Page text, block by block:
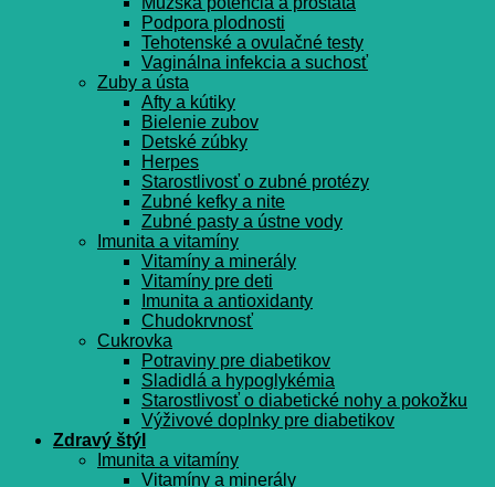
Podpora plodnosti
Tehotenské a ovulačné testy
Vaginálna infekcia a suchosť
Zuby a ústa
Afty a kútiky
Bielenie zubov
Detské zúbky
Herpes
Starostlivosť o zubné protézy
Zubné kefky a nite
Zubné pasty a ústne vody
Imunita a vitamíny
Vitamíny a minerály
Vitamíny pre deti
Imunita a antioxidanty
Chudokrvnosť
Cukrovka
Potraviny pre diabetikov
Sladidlá a hypoglykémia
Starostlivosť o diabetické nohy a pokožku
Výživové doplnky pre diabetikov
Zdravý štýl
Imunita a vitamíny
Vitamíny a minerály